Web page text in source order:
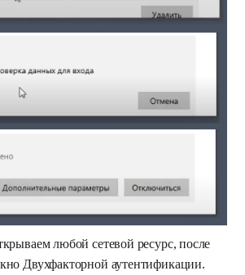
любой сетевой ресурс, после
Двухфакторной аутентификации.